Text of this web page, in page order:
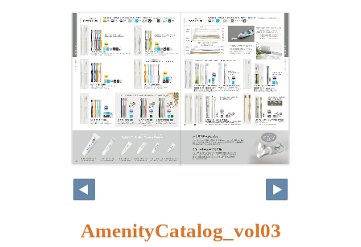
AmenityCatalog_vol03